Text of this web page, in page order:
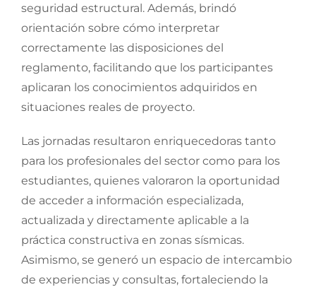
seguridad estructural. Además, brindó
orientación sobre cómo interpretar
correctamente las disposiciones del
reglamento, facilitando que los participantes
aplicaran los conocimientos adquiridos en
situaciones reales de proyecto.
Las jornadas resultaron enriquecedoras tanto
para los profesionales del sector como para los
estudiantes, quienes valoraron la oportunidad
de acceder a información especializada,
actualizada y directamente aplicable a la
práctica constructiva en zonas sísmicas.
Asimismo, se generó un espacio de intercambio
de experiencias y consultas, fortaleciendo la